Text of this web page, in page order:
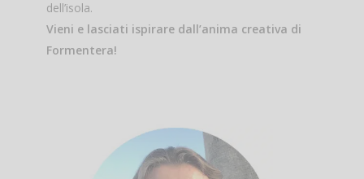
dell’isola.
Vieni e lasciati ispirare dall’anima creativa di
Formentera!